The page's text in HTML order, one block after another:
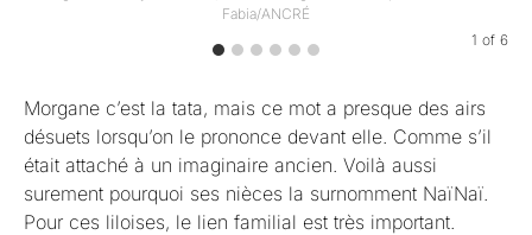
Fabia/ANCRÉ
1 of 6
Morgane c’est la tata, mais ce mot a presque des airs
désuets lorsqu’on le prononce devant elle. Comme s’il
était attaché à un imaginaire ancien. Voilà aussi
surement pourquoi ses nièces la surnomment NaïNaï.
Pour ces liloises, le lien familial est très important.